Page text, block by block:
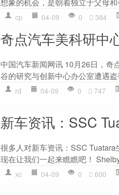
cp 04-09 0 384
奇点汽车美科研中
中国汽车新闻网讯 10月26日，奇
谷的研究与创新中心办公室遭遇
rd 04-09 0 747
新车资讯：SSC
很多人对新车资讯：SSC
现在让我们一起来瞧瞧吧！
xc 04-09 0 600